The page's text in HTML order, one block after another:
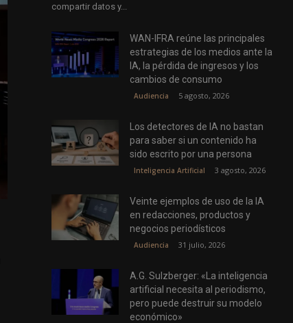
compartir datos y...
WAN-IFRA reúne las principales
estrategias de los medios ante la
IA, la pérdida de ingresos y los
cambios de consumo
Audiencia 5 agosto, 2026
Los detectores de IA no bastan
para saber si un contenido ha
sido escrito por una persona
Inteligencia Artificial 3 agosto, 2026
Veinte ejemplos de uso de la IA
en redacciones, productos y
negocios periodísticos
Audiencia 31 julio, 2026
A.G. Sulzberger: «La inteligencia
artificial necesita al periodismo,
pero puede destruir su modelo
económico»